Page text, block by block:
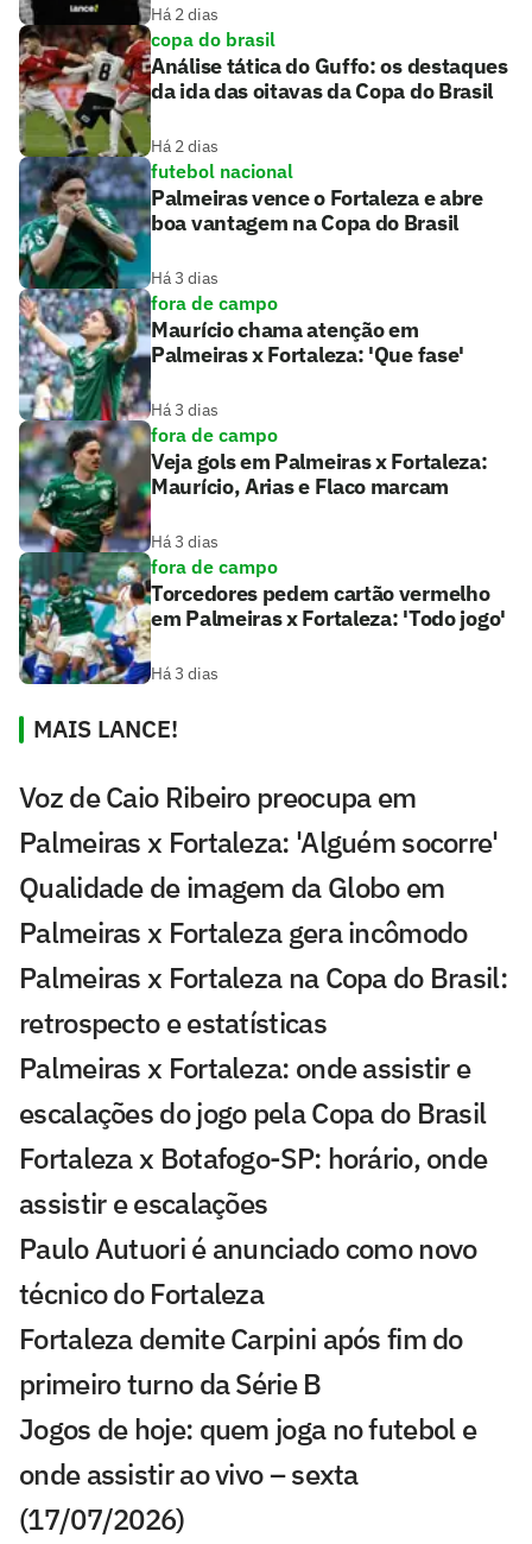
Há 2 dias
copa do brasil
Análise tática do Guffo: os destaques
da ida das oitavas da Copa do Brasil
Há 2 dias
futebol nacional
Palmeiras vence o Fortaleza e abre
boa vantagem na Copa do Brasil
Há 3 dias
fora de campo
Maurício chama atenção em
Palmeiras x Fortaleza: 'Que fase'
Há 3 dias
fora de campo
Veja gols em Palmeiras x Fortaleza:
Maurício, Arias e Flaco marcam
Há 3 dias
fora de campo
Torcedores pedem cartão vermelho
em Palmeiras x Fortaleza: 'Todo jogo'
Há 3 dias
MAIS LANCE!
Voz de Caio Ribeiro preocupa em
Palmeiras x Fortaleza: 'Alguém socorre'
Qualidade de imagem da Globo em
Palmeiras x Fortaleza gera incômodo
Palmeiras x Fortaleza na Copa do Brasil:
retrospecto e estatísticas
Palmeiras x Fortaleza: onde assistir e
escalações do jogo pela Copa do Brasil
Fortaleza x Botafogo-SP: horário, onde
assistir e escalações
Paulo Autuori é anunciado como novo
técnico do Fortaleza
Fortaleza demite Carpini após fim do
primeiro turno da Série B
Jogos de hoje: quem joga no futebol e
onde assistir ao vivo – sexta
(17/07/2026)